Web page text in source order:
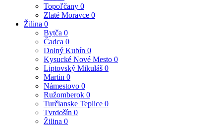
Topoľčany 0
Zlaté Moravce 0
Žilina 0
Bytča 0
Čadca 0
Dolný Kubín 0
Kysucké Nové Mesto 0
Liptovský Mikuláš 0
Martin 0
Námestovo 0
Ružomberok 0
Turčianske Teplice 0
Tvrdošín 0
Žilina 0